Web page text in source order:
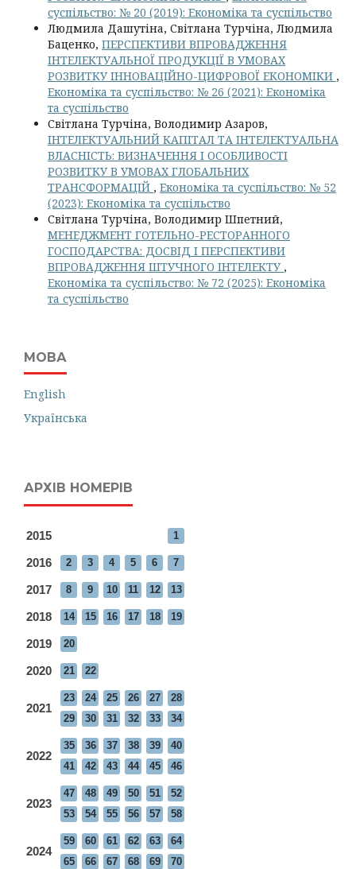
суспільство: № 20 (2019): Економіка та суспільство
Людмила Дашутіна, Світлана Турчіна, Людмила
Баценко, ПЕРСПЕКТИВИ ВПРОВАДЖЕННЯ
ІНТЕЛЕКТУАЛЬНОЇ ПРОДУКЦІЇ В УМОВАХ
РОЗВИТКУ ІННОВАЦІЙНО-ЦИФРОВОЇ ЕКОНОМІКИ ,
Економіка та суспільство: № 26 (2021): Економіка
та суспільство
Світлана Турчіна, Володимир Азаров,
ІНТЕЛЕКТУАЛЬНИЙ КАПІТАЛ ТА ІНТЕЛЕКТУАЛЬНА
ВЛАСНІСТЬ: ВИЗНАЧЕННЯ І ОСОБЛИВОСТІ
РОЗВИТКУ В УМОВАХ ГЛОБАЛЬНИХ
ТРАНСФОРМАЦІЙ , Економіка та суспільство: № 52
(2023): Економіка та суспільство
Світлана Турчіна, Володимир Шпетний,
МЕНЕДЖМЕНТ ГОТЕЛЬНО-РЕСТОРАННОГО
ГОСПОДАРСТВА: ДОСВІД І ПЕРСПЕКТИВИ
ВПРОВАДЖЕННЯ ШТУЧНОГО ІНТЕЛЕКТУ ,
Економіка та суспільство: № 72 (2025): Економіка
та суспільство
МОВА
English
Українська
АРХІВ НОМЕРІВ
2015 1
2016 2 3 4 5 6 7
2017 8 9 10 11 12 13
2018 14 15 16 17 18 19
2019 20
2020 21 22
2021
23 24 25 26 27
28
29
30 31 32 33 34
2022
35 36 37 38 39
40
41
42 43 44 45 46
2023
47 48 49 50 51
52
53
54 55 56 57 58
2024
59 60 61 62 63
64
65
66 67 68 69 70